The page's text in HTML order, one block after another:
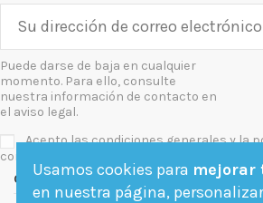
Puede darse de baja en cualquier
momento. Para ello, consulte
nuestra información de contacto en
el aviso legal.
Acepto las condiciones generales y la
confidencialidad
Contact us
Usamos cookies para mejorar
en nuestra página,